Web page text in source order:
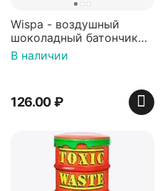
Wispa - воздушный
шоколадный батончик
36 гр
В наличии
126.00₽